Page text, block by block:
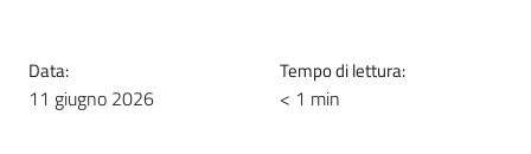
Data:
11 giugno 2026
Tempo di lettura:
< 1 min